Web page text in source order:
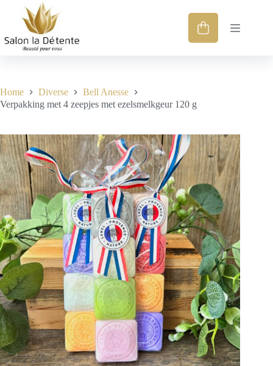
Home Diverse
Bell Anesse
Verpakking met 4 zeepjes met ezelsmelkgeur 120 g